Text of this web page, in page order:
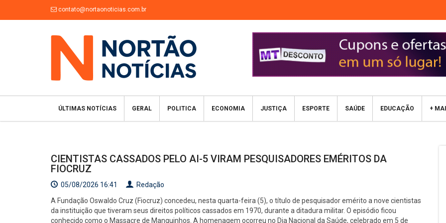
contato@nortaonoticias.com.br
ÚLTIMAS NOTÍCIAS GERAL POLITICA ECONOMIA JUSTIÇA ESPORTE SAÚDE EDUCAÇÃO +
CIENTISTAS CASSADOS PELO AI-5 VIRAM PESQUISADORES EMÉRITOS DA
FIOCRUZ
05/08/2026 16:41
Redação
A Fundação Oswaldo Cruz (Fiocruz) concedeu, nesta quarta-feira (5), o título de pesquisador emérito a nove cientistas
da instituição que tiveram seus direitos políticos cassados em 1970, durante a ditadura militar. O episódio ficou
conhecido como o Massacre de Manguinhos. A homenagem ocorreu no Dia Nacional da Saúde, celebrado em 5 de